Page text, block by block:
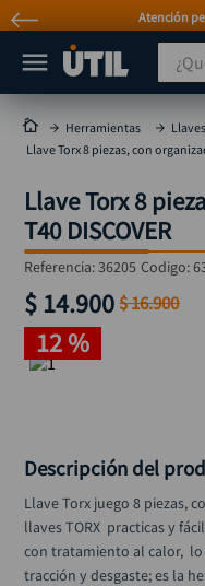
Atención
¿Qué
Herramientas Llaves
Llave Torx 8 piezas, con
Llave Torx 8
T40 DISCOVER
Referencia:36205 Codigo:
$ 14.900 $16.900
12 %
Descripción del
Llave Torx juego 8 piezas,
llaves TORX  practicas y
con tratamiento al calor,
tracción y desgaste; es la
MÁS
taladro
taladros pulidoras
compresor
sierra circular
ruteadora
broca
taladro inalámbrico
llave